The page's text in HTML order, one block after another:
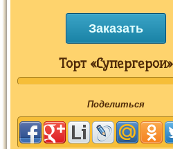
Заказать
Торт «Супергерои»
Поделиться